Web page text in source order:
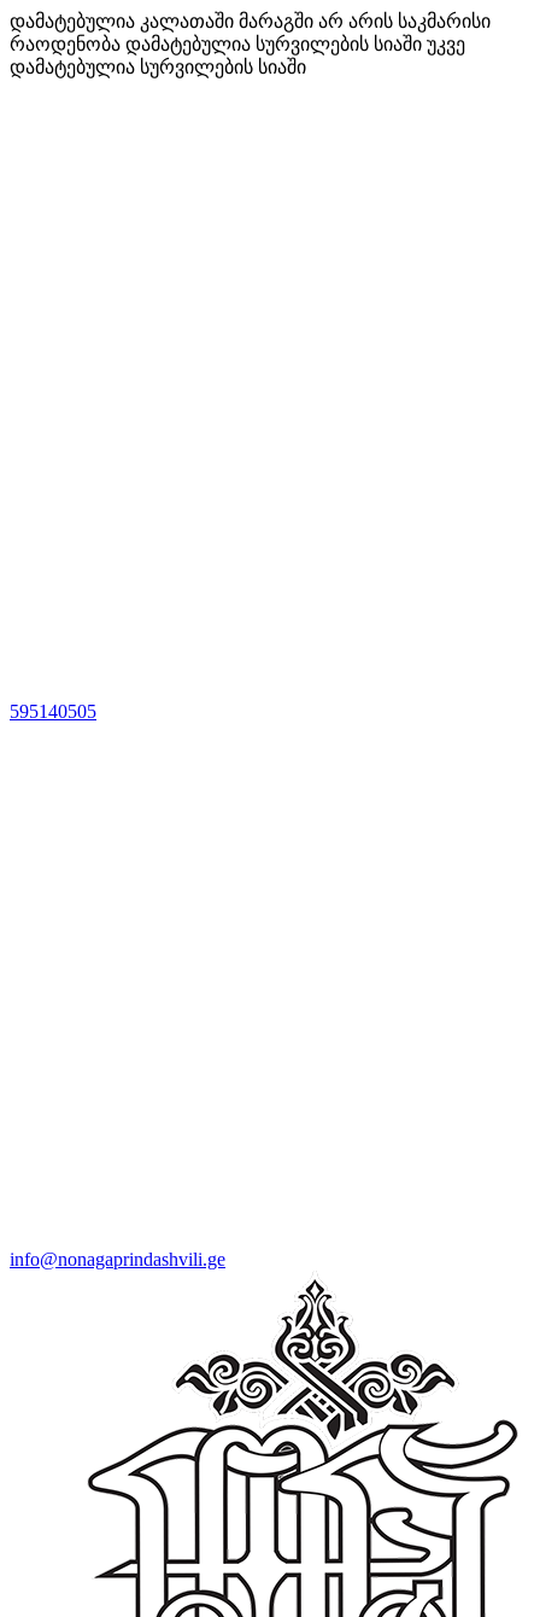
დამატებულია კალათაში მარაგში არ არის საკმარისი
რაოდენობა დამატებულია სურვილების სიაში უკვე
დამატებულია სურვილების სიაში
595140505
info@nonagaprindashvili.ge